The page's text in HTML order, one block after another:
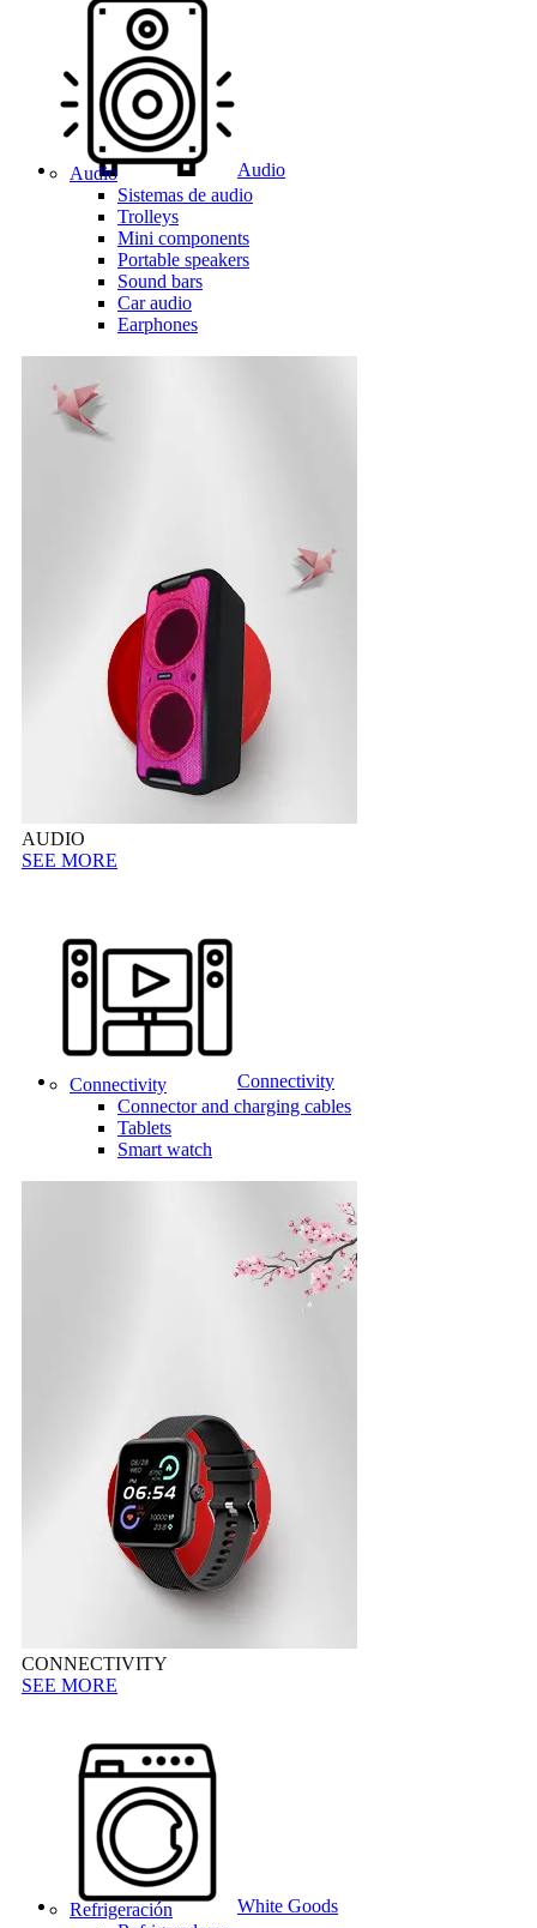
Audio
Audio
Sistemas de audio
Trolleys
Mini components
Portable speakers
Sound bars
Car audio
Earphones
AUDIO
SEE MORE
Connectivity
Connectivity
Connector and charging cables
Tablets
Smart watch
CONNECTIVITY
SEE MORE
White Goods
Refrigeración